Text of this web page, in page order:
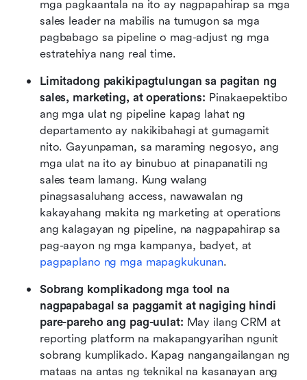
mga pagkaantala na ito ay nagpapahirap sa mga
sales leader na mabilis na tumugon sa mga
pagbabago sa pipeline o mag-adjust ng mga
estratehiya nang real time.
Limitadong pakikipagtulungan sa pagitan ng
sales, marketing, at operations: Pinakaepektibo
ang mga ulat ng pipeline kapag lahat ng
departamento ay nakikibahagi at gumagamit
nito. Gayunpaman, sa maraming negosyo, ang
mga ulat na ito ay binubuo at pinapanatili ng
sales team lamang. Kung walang
pinagsasaluhang access, nawawalan ng
kakayahang makita ng marketing at operations
ang kalagayan ng pipeline, na nagpapahirap sa
pagpaplano ng mga mapagkukunan.
Sobrang komplikadong mga tool na
nagpapabagal sa paggamit at nagiging hindi
pare-pareho ang pag-uulat: May ilang CRM at
reporting platform na makapangyarihan ngunit
sobrang kumplikado. Kapag nangangailangan ng
mataas na antas ng teknikal na kasanayan ang